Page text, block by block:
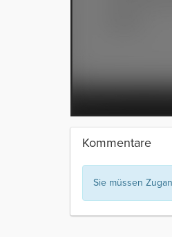
Kommentare
Sie müssen